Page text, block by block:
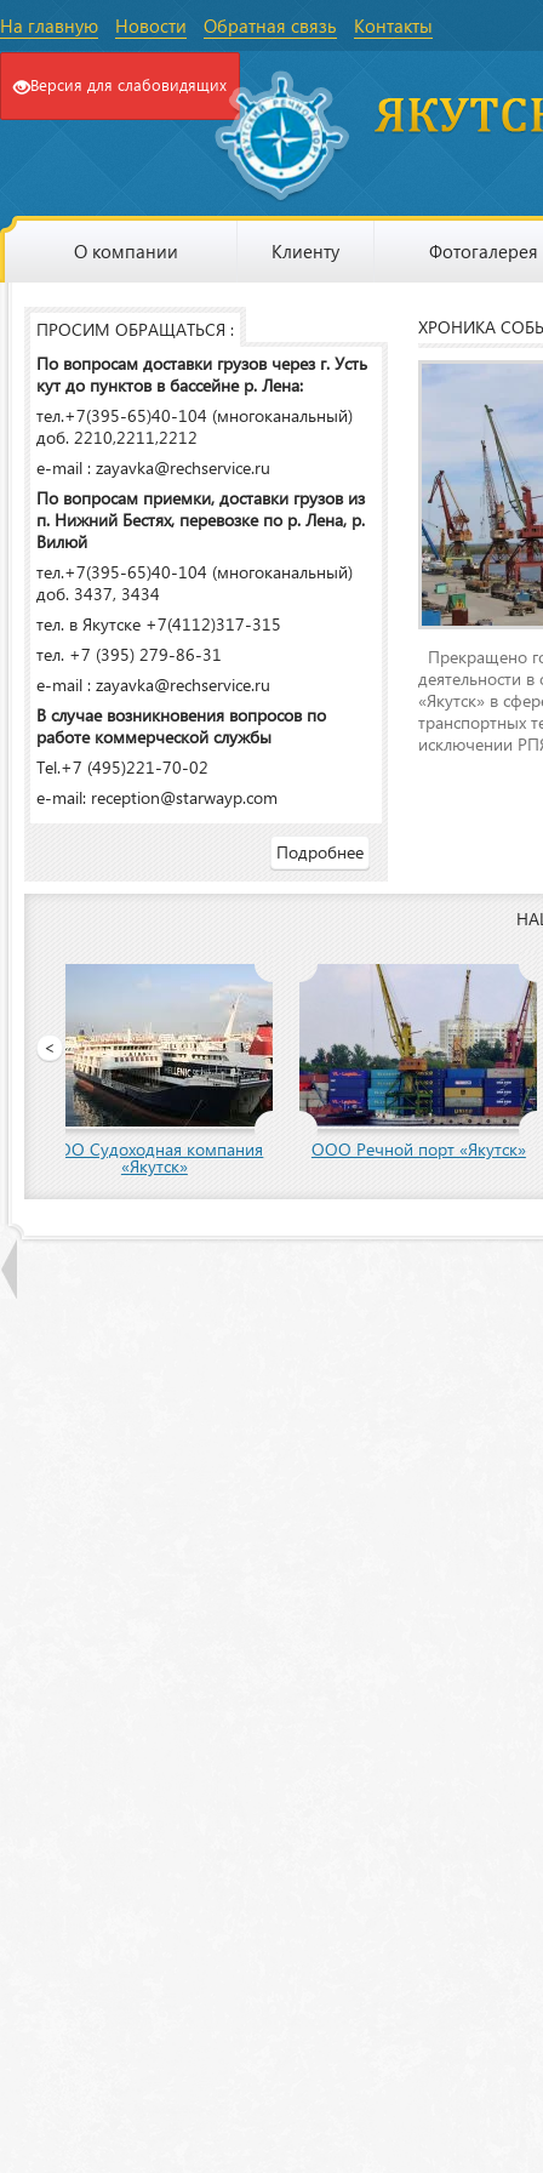
На главную Новости Обратная связь Контакты
Версия для слабовидящих
О компании Клиенту Фотогалерея
ПРОСИМ ОБРАЩАТЬСЯ :
По вопросам доставки грузов через г. Усть
кут до пунктов в бассейне р. Лена:
тел.+7(395-65)40-104 (многоканальный)
доб. 2210,2211,2212
e-mail : zayavka@rechservice.ru
По вопросам приемки, доставки грузов из
п. Нижний Бестях, перевозке по р. Лена, р.
Вилюй
тел.+7(395-65)40-104 (многоканальный)
доб. 3437, 3434
тел. в Якутске +7(4112)317-315
тел. +7 (395) 279-86-31
e-mail : zayavka@rechservice.ru
В случае возникновения вопросов по
работе коммерческой службы
Tel.+7 (495)221-70-02
e-mail: reception@starwayp.com
Подробнее
ХРОНИКА
Прекращено
деятельности
«Якутск» в
транспортных
исключении
<
ООО Речной порт «Якутск»
ООО «Якутский речной